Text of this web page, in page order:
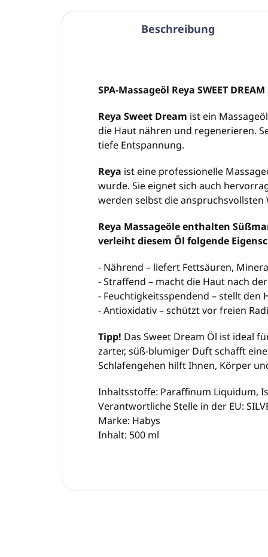
Beschreibung
SPA-Massageöl Reya SWEET
Reya Sweet Dream ist ein
die Haut nähren und regenerieren.
tiefe Entspannung.
Reya ist eine professionelle
wurde. Sie eignet sich auch
werden selbst die anspruchsvollsten
Reya Massageöle enthalten
verleiht diesem Öl folgende
- Nährend – liefert Fettsäuren,
- Straffend – macht die Haut nach
- Feuchtigkeitsspendend – stellt den
- Antioxidativ – schützt vor freien
Tipp! Das Sweet Dream Öl ist ideal
zarter, süß-blumiger Duft schafft
Schlafengehen hilft Ihnen, Körper
Inhaltsstoffe: Paraffinum Liquidum,
Verantwortliche Stelle in der EU:
Marke: Habys
Inhalt: 500 ml